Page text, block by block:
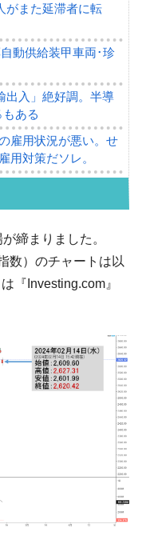
がまた延滞者に転
動供給装甲車両･珍
出入」絶好調。半導
ある
雇用状況が悪い。せ
用対策だソレ。
か。選管がサーバ
だ」
有量を増やしま
はないのか？
たり1,214.4億ド
左右される状態
。李在明を支持しな
策室長が告発され
あり、空前の国政壟
締まりました。
数）のチャートは以
『Investing.com』